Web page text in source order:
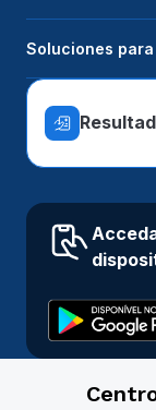
Soluciones